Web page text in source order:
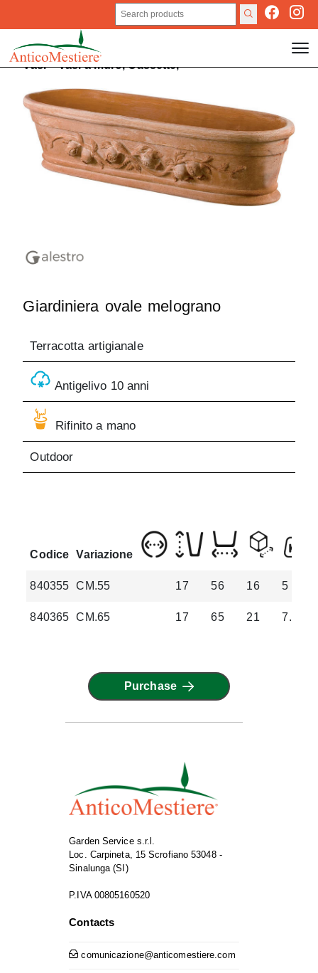
Vasi>Vasi a muro,Cassette,
Giardiniera ovale melograno
Terracotta artigianale
Antigelivo 10 anni
Rifinito a mano
Outdoor
Codice Variazione
840355 CM.55 17 56 16 5
840365 CM.65 17 65 21 7.5
Purchase
Garden Service s.r.l.
Loc. Carpineta, 15 Scrofiano 53048 -
Sinalunga (SI)
P.IVA 00805160520
Contacts
comunicazione@anticomestiere.com